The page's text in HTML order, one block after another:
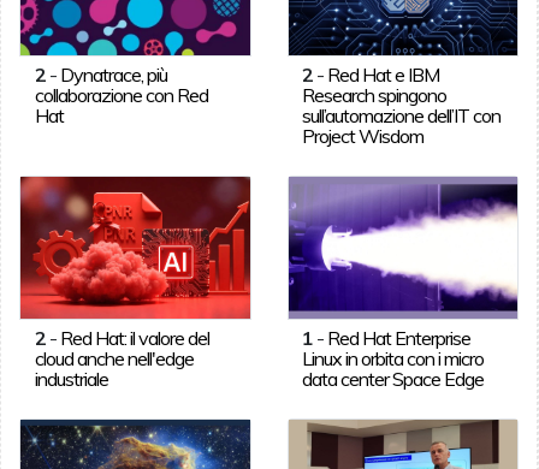
2- Dynatrace, più
collaborazione con Red
Hat
2 - Red Hat e IBM
Research spingono
sull’automazione dell’IT con
Project Wisdom
2- Red Hat: il valore del
cloud anche nell'edge
industriale
1 - Red Hat Enterprise
Linux in orbita con i micro
data center Space Edge